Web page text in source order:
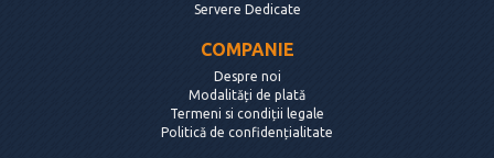
Servere Dedicate
COMPANIE
Despre noi
Modalități de plată
Termeni si condiții legale
Politică de confidențialitate